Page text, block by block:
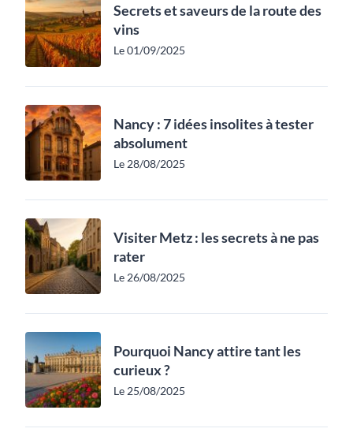
Secrets et saveurs de la route des
vins
Le 01/09/2025
Nancy : 7 idées insolites à tester
absolument
Le 28/08/2025
Visiter Metz : les secrets à ne pas
rater
Le 26/08/2025
Pourquoi Nancy attire tant les
curieux ?
Le 25/08/2025